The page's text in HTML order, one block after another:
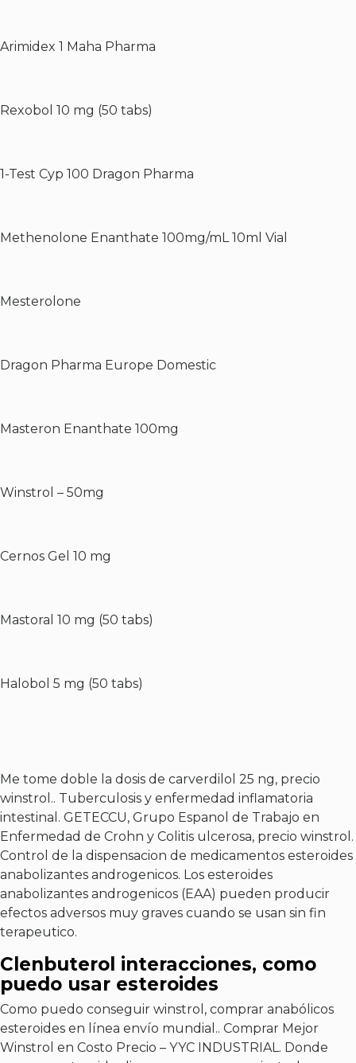
Arimidex 1 Maha Pharma
Rexobol 10 mg (50 tabs)
1-Test Cyp 100 Dragon Pharma
Methenolone Enanthate 100mg/mL 10ml Vial
Mesterolone
Dragon Pharma Europe Domestic
Masteron Enanthate 100mg
Winstrol – 50mg
Cernos Gel 10 mg
Mastoral 10 mg (50 tabs)
Halobol 5 mg (50 tabs)
Me tome doble la dosis de carverdilol 25 ng, precio
winstrol.. Tuberculosis y enfermedad inflamatoria
intestinal. GETECCU, Grupo Espanol de Trabajo en
Enfermedad de Crohn y Colitis ulcerosa, precio winstrol.
Control de la dispensacion de medicamentos esteroides
anabolizantes androgenicos. Los esteroides
anabolizantes androgenicos (EAA) pueden producir
efectos adversos muy graves cuando se usan sin fin
terapeutico.
Clenbuterol interacciones, como
puedo usar esteroides
Como puedo conseguir winstrol, comprar anabólicos
esteroides en línea envío mundial.. Comprar Mejor
Winstrol en Costo Precio – YYC INDUSTRIAL. Donde